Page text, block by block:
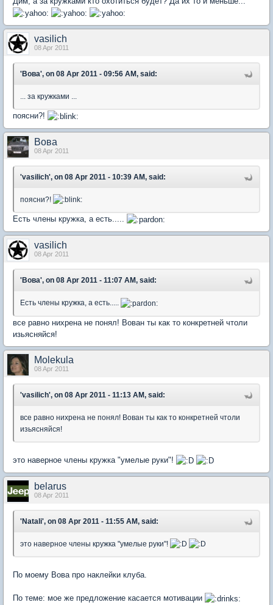
vasilich
08 Apr 2011
'Вова', on 08 Apr 2011 - 09:56 AM, said:
... за кружками ...
поясни?!
Вова
08 Apr 2011
'vasilich', on 08 Apr 2011 - 10:39 AM, said:
поясни?!
Есть члены кружка, а есть.....
vasilich
08 Apr 2011
'Вова', on 08 Apr 2011 - 11:07 AM, said:
Есть члены кружка, а есть.....
все равно нихрена не понял! Вован ты как то конкретней чтоли
изьясняйся!
Molekula
08 Apr 2011
'vasilich', on 08 Apr 2011 - 11:13 AM, said:
все равно нихрена не понял! Вован ты как то конкретней чтоли
изьясняйся!
это наверное члены кружка "умелые руки"!
belarus
08 Apr 2011
'Natali', on 08 Apr 2011 - 11:55 AM, said:
это наверное члены кружка "умелые руки"!
По моему Вова про наклейки клуба.
По теме: мое же предложение касается мотивации